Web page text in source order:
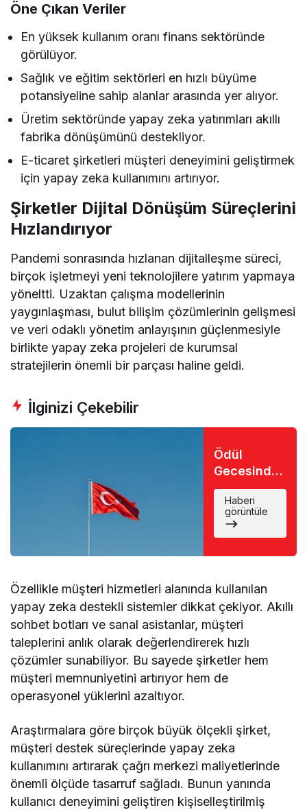
Öne Çıkan Veriler
En yüksek kullanım oranı finans sektöründe
görülüyor.
Sağlık ve eğitim sektörleri en hızlı büyüme
potansiyeline sahip alanlar arasında yer alıyor.
Üretim sektöründe yapay zeka yatırımları akıllı
fabrika dönüşümünü destekliyor.
E-ticaret şirketleri müşteri deneyimini geliştirmek
için yapay zeka kullanımını artırıyor.
Şirketler Dijital Dönüşüm Süreçlerini
Hızlandırıyor
Pandemi sonrasında hızlanan dijitalleşme süreci,
birçok işletmeyi yeni teknolojilere yatırım yapmaya
yöneltti. Uzaktan çalışma modellerinin
yaygınlaşması, bulut bilişim çözümlerinin gelişmesi
ve veri odaklı yönetim anlayışının güçlenmesiyle
birlikte yapay zeka projeleri de kurumsal
stratejilerin önemli bir parçası haline geldi.
İlginizi Çekebilir
Ödül
Gecesinde
Büyük Şok:
Favori İsim
Eli Boş
Döndü
Haberi
görüntüle
Özellikle müşteri hizmetleri alanında kullanılan
yapay zeka destekli sistemler dikkat çekiyor. Akıllı
sohbet botları ve sanal asistanlar, müşteri
taleplerini anlık olarak değerlendirerek hızlı
çözümler sunabiliyor. Bu sayede şirketler hem
müşteri memnuniyetini artırıyor hem de
operasyonel yüklerini azaltıyor.
Araştırmalara göre birçok büyük ölçekli şirket,
müşteri destek süreçlerinde yapay zeka
kullanımını artırarak çağrı merkezi maliyetlerinde
önemli ölçüde tasarruf sağladı. Bunun yanında
kullanıcı deneyimini geliştiren kişiselleştirilmiş